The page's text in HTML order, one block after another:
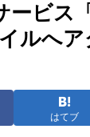
ービス
ルへ
はてブ